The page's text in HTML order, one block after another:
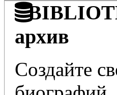
архив
Создайте